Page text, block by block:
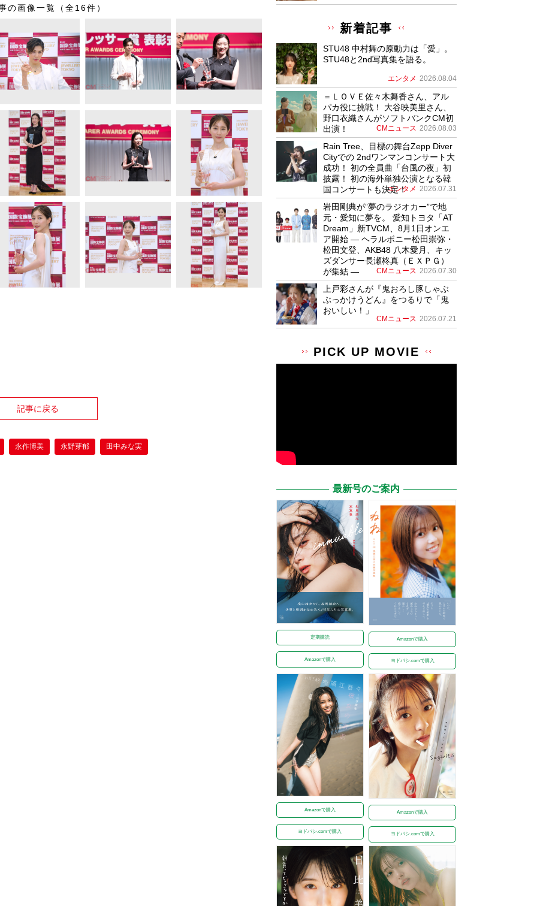
の画像一覧（全16件）
記事に戻る
永作博美 永野芽郁 田中みな実
新着記事
STU48 中村舞の原動力は「愛」。
STU48と2nd写真集を語る。
エンタメ 2026.08.04
＝ＬＯＶＥ佐々木舞香さん、アル
パカ役に挑戦！ 大谷映美里さん、
野口衣織さんがソフトバンクCM初
出演！
CMニュース 2026.08.03
Rain Tree、目標の舞台Zepp Diver
Cityでの 2ndワンマンコンサート大
成功！ 初の全員曲「台風の夜」初
披露！ 初の海外単独公演となる韓
国コンサートも決定！
エンタメ 2026.07.31
岩田剛典が”夢のラジオカー”で地
元・愛知に夢を。 愛知トヨタ「AT
Dream」新TVCM、8月1日オンエ
ア開始 ― ヘラルボニー松田崇弥・
松田文登、AKB48 八木愛月、キッ
ズダンサー長瀬柊真（ＥＸＰＧ）
が集結 ―
CMニュース 2026.07.30
上戸彩さんが『鬼おろし豚しゃぶ
ぶっかけうどん』をつるりで「鬼
おいしい！」
CMニュース 2026.07.21
PICK UP MOVIE
最新号のご案内
定期購読
Amazonで購入
Amazonで購入
ヨドバシ.comで購入
Amazonで購入
ヨドバシ.comで購入
Amazonで購入
ヨドバシ.comで購入